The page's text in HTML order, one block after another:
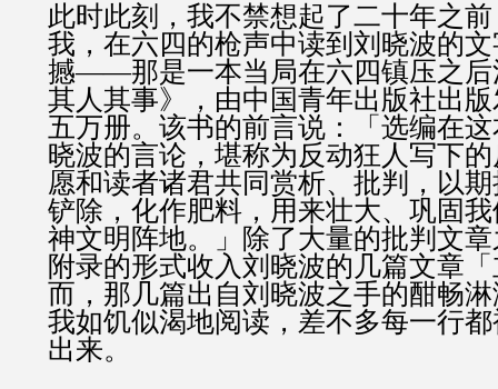
此时此刻，我不禁想起了二十年之
我，在六四的枪声中读到刘晓波的
撼——那是一本当局在六四镇压之后
其人其事》，由中国青年出版社出
五万册。该书的前言说：「选编在
晓波的言论，堪称为反动狂人写下
愿和读者诸君共同赏析、批判，以
铲除，化作肥料，用来壮大、巩固
神文明阵地。」除了大量的批判文
附录的形式收入刘晓波的几篇文章
而，那几篇出自刘晓波之手的酣畅
我如饥似渴地阅读，差不多每一行
出来。